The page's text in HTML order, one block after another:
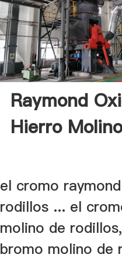
Raymond
Hierro
el cromo
rodillos ... el
molino de
bromo molino de